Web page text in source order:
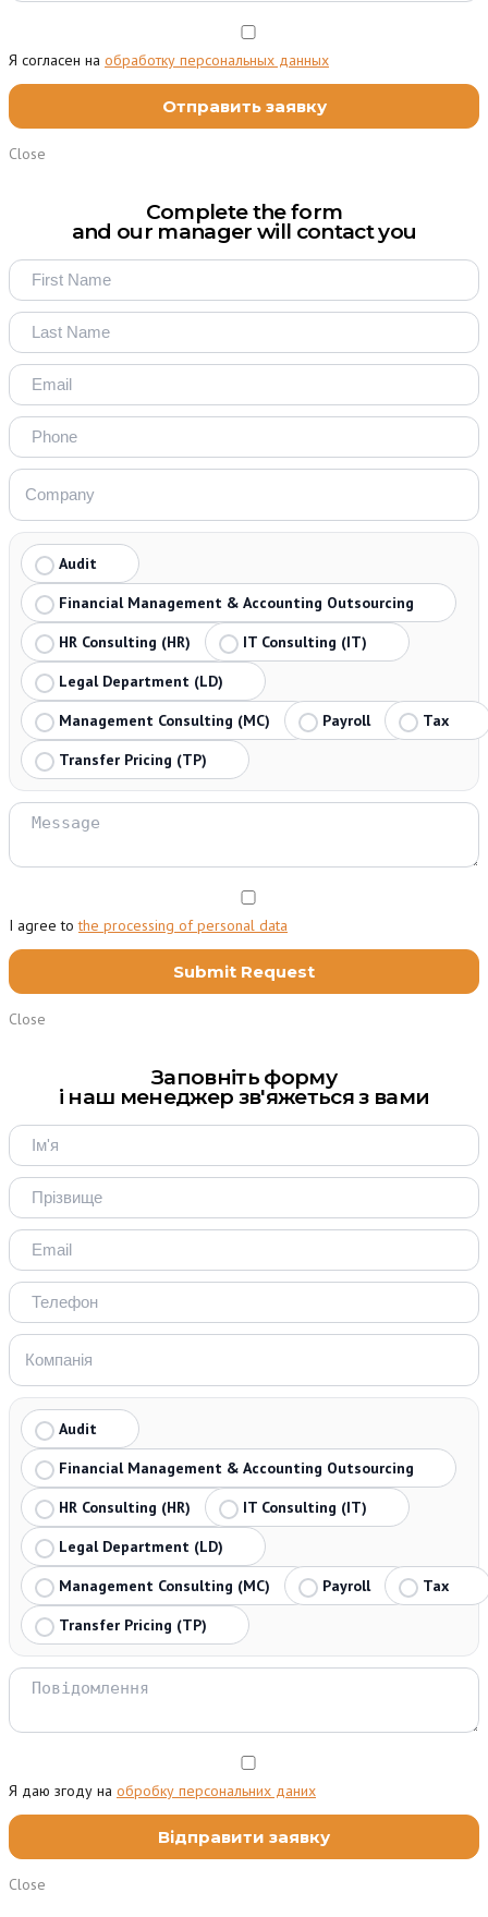
Я согласен на обработку персональных данных
Close
Complete the form
and our manager will contact you
Audit
Financial Management & Accounting Outsourcing
HR Consulting (HR)
IT Consulting (IT)
Legal Department (LD)
Management Consulting (MC)
Payroll
Tax
Transfer Pricing (TP)
I agree tothe processing of personal data
Close
Заповніть форму
і наш менеджер зв'яжеться з вами
Audit
Financial Management & Accounting Outsourcing
HR Consulting (HR)
IT Consulting (IT)
Legal Department (LD)
Management Consulting (MC)
Payroll
Tax
Transfer Pricing (TP)
Я даю згоду на обробку персональних даних
Close